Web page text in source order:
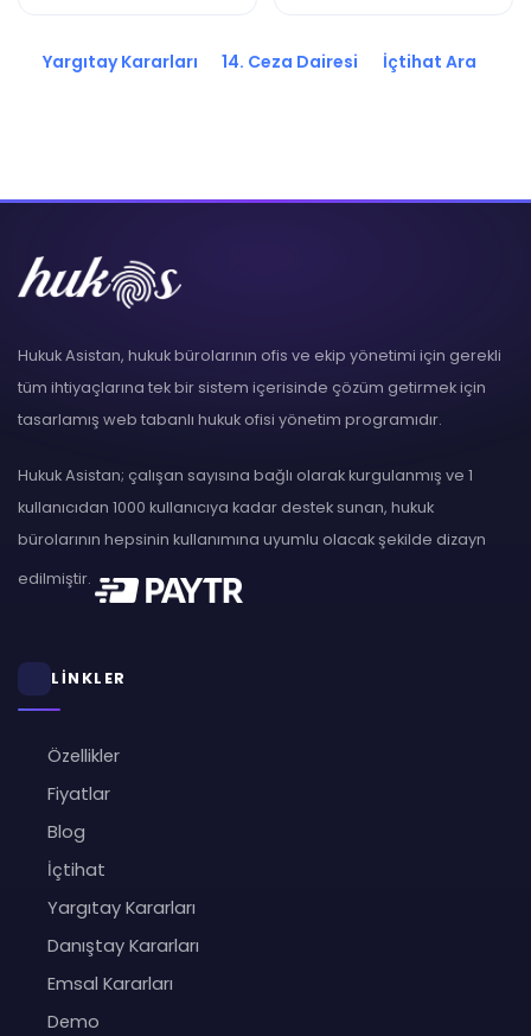
Yargıtay Kararları 14. Ceza Dairesi İçtihat Ara
Hukuk Asistan, hukuk bürolarının ofis ve ekip yönetimi için gerekli
tüm ihtiyaçlarına tek bir sistem içerisinde çözüm getirmek için
tasarlamış web tabanlı hukuk ofisi yönetim programıdır.
Hukuk Asistan; çalışan sayısına bağlı olarak kurgulanmış ve 1
kullanıcıdan 1000 kullanıcıya kadar destek sunan, hukuk
bürolarının hepsinin kullanımına uyumlu olacak şekilde dizayn
edilmiştir.
LİNKLER
Özellikler
Fiyatlar
Blog
İçtihat
Yargıtay Kararları
Danıştay Kararları
Emsal Kararları
Demo